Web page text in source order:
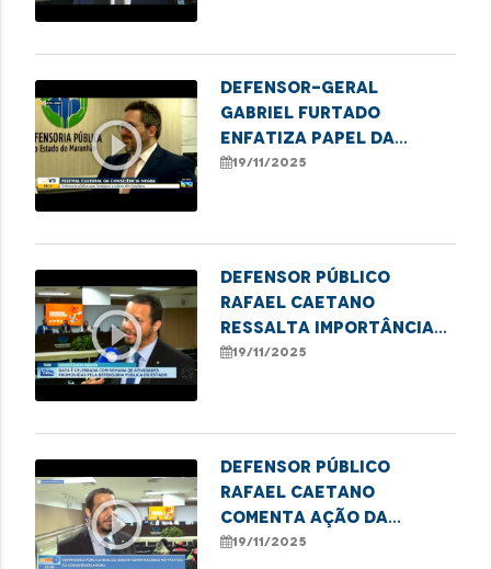
play_circle_outline
Defensor-geral
Gabriel Furtado
enfatiza papel da
DPE/MA no II Festival da
19/11/2025
play_circle_outline
Defensor público
Rafael Caetano
ressalta importância
do II Festival Cultural
19/11/2025
play_circle_outline
Defensor público
Rafael Caetano
comenta ação da
DPE/MA no II Festival da
19/11/2025